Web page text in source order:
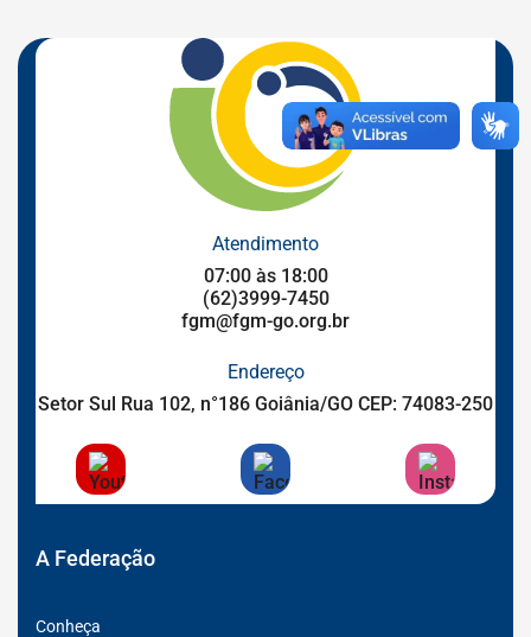
Atendimento
07:00 às 18:00
(62)3999-7450
fgm@fgm-go.org.br
Endereço
Setor Sul Rua 102, n°186 Goiânia/GO CEP: 74083-250
Acessar
a
Rede
Youtube
Acessar
a
Rede
Acessar
a
Rede
A Federação
Conheça